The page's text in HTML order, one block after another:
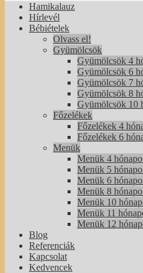
Hamikalauz
Hírlevél
Bébiételek
Olvass el!
Gyümölcsök
Gyümölcsök 4
Gyümölcsök 6
Gyümölcsök 7
Gyümölcsök 8
Gyümölcsök 10
Főzelékek
Főzelékek 4
Főzelékek 6
Menük
Menük 4
Menük 5
Menük 6
Menük 8
Menük 10
Menük 11
Menük 12
Blog
Referenciák
Kapcsolat
Kedvencek